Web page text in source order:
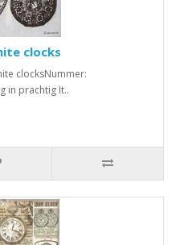
clocks
clocksNummer:
in prachtig It..